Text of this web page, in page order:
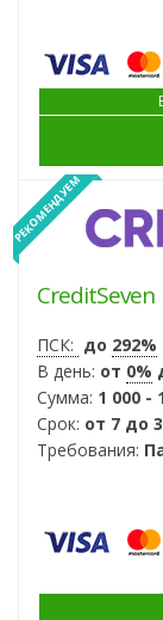
РЕКОМЕНДУЕМ
CreditSeven
ПСК: до 292%
В день: от 0%
Сумма: 1 000 -
Срок: от 7 до
Требования: